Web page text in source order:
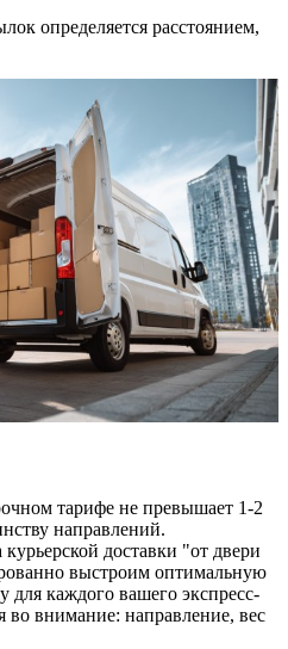
определяется расстоянием,
тарифе не превышает 1-2
направлений.
доставки "от двери
выстроим оптимальную
для каждого вашего экспресс-
во внимание: направление, вес